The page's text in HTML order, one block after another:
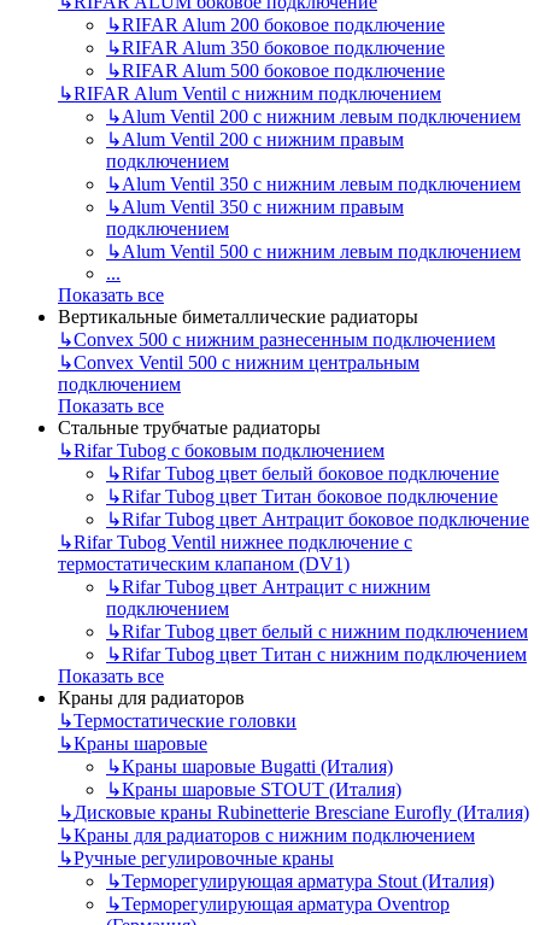
↳RIFAR Alum 200 боковое подключение
↳RIFAR Alum 350 боковое подключение
↳RIFAR Alum 500 боковое подключение
↳RIFAR Alum Ventil с нижним подключением
↳Alum Ventil 200 с нижним левым подключением
↳Alum Ventil 200 с нижним правым
подключением
↳Alum Ventil 350 с нижним левым подключением
↳Alum Ventil 350 с нижним правым
подключением
↳Alum Ventil 500 с нижним левым подключением
...
Показать все
Вертикальные биметаллические радиаторы
↳Convex 500 с нижним разнесенным подключением
↳Convex Ventil 500 с нижним центральным
подключением
Показать все
Стальные трубчатые радиаторы
↳Rifar Tubog с боковым подключением
↳Rifar Tubog цвет белый боковое подключение
↳Rifar Tubog цвет Титан боковое подключение
↳Rifar Tubog цвет Антрацит боковое подключение
↳Rifar Tubog Ventil нижнее подключение с
термостатическим клапаном (DV1)
↳Rifar Tubog цвет Антрацит с нижним
подключением
↳Rifar Tubog цвет белый с нижним подключением
↳Rifar Tubog цвет Титан с нижним подключением
Показать все
Краны для радиаторов
↳Термостатические головки
↳Краны шаровые
↳Краны шаровые Bugatti (Италия)
↳Краны шаровые STOUT (Италия)
↳Дисковые краны Rubinetterie Bresciane Eurofly (Италия)
↳Краны для радиаторов с нижним подключением
↳Ручные регулировочные краны
↳Терморегулирующая арматура Stout (Италия)
↳Терморегулирующая арматура Oventrop